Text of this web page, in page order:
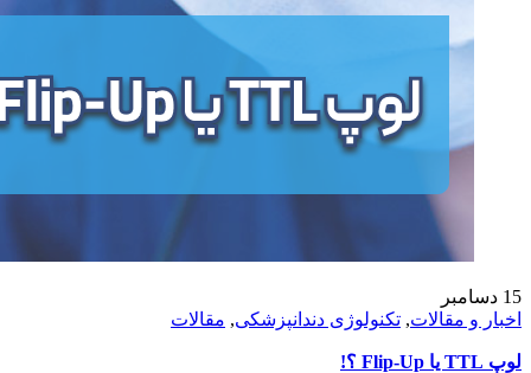
15 دسامبر
اخبار و مقالات, تکنولوژی دندانپزشکی, مقالات
لوپ TTL یا Flip-Up ؟!